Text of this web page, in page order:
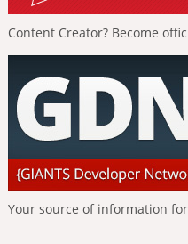
Content Creator? Become
Your source of information